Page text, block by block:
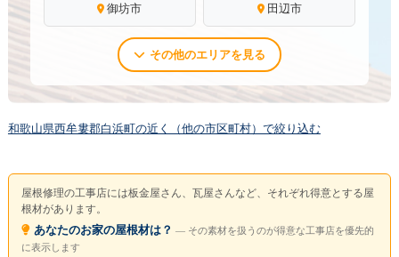
御坊市 田辺市
その他のエリアを見る
和歌山県西牟婁郡白浜町の近く（他の市区町村）で絞り込む
屋根修理の工事店には板金屋さん、瓦屋さんなど、それぞれ得意とする屋
根材があります。
あなたのお家の屋根材は？ ― その素材を扱うのが得意な工事店を優先的
に表示します